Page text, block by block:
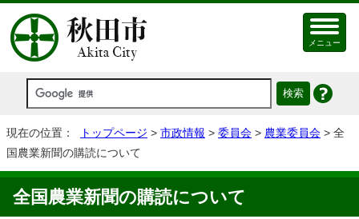
メニュー
現在の位置： トップページ > 市政情報 > 委員会 > 農業委員会 > 全
国農業新聞の購読について
全国農業新聞の購読について